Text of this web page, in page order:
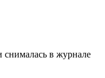
в журнале